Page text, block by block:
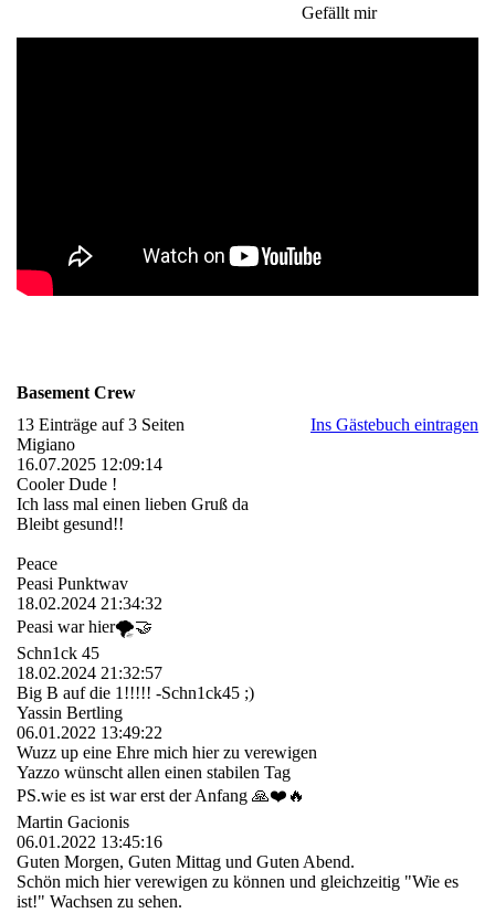
Gefällt mir
Basement Crew
13 Einträge auf 3 Seiten
Ins Gästebuch eintragen
Migiano
16.07.2025 12:09:14
Cooler Dude !
Ich lass mal einen lieben Gruß da
Bleibt gesund!!
Peace
Peasi Punktwav
18.02.2024 21:34:32
Peasi war hier🌪️🤝
Schn1ck 45
18.02.2024 21:32:57
Big B auf die 1!!!!! -Schn1ck45 ;)
Yassin Bertling
06.01.2022 13:49:22
Wuzz up eine Ehre mich hier zu verewigen
Yazzo wünscht allen einen stabilen Tag
PS.wie es ist war erst der Anfang 🙏❤️🔥
Martin Gacionis
06.01.2022 13:45:16
Guten Morgen, Guten Mittag und Guten Abend.
Schön mich hier verewigen zu können und gleichzeitig "Wie es
ist!" Wachsen zu sehen.